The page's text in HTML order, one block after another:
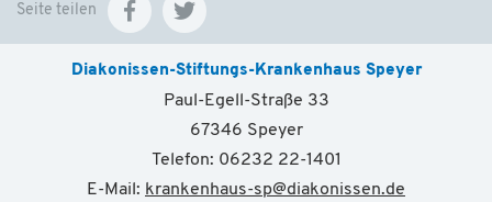
Seite teilen
Diakonissen-Stiftungs-Krankenhaus Speyer
Paul-Egell-Straße 33
67346 Speyer
Telefon: 06232 22-1401
E-Mail: krankenhaus-sp@diakonissen.de